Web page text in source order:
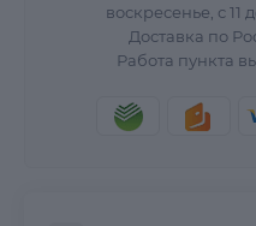
воскресенье, с 11
Доставка по
Работа пункта